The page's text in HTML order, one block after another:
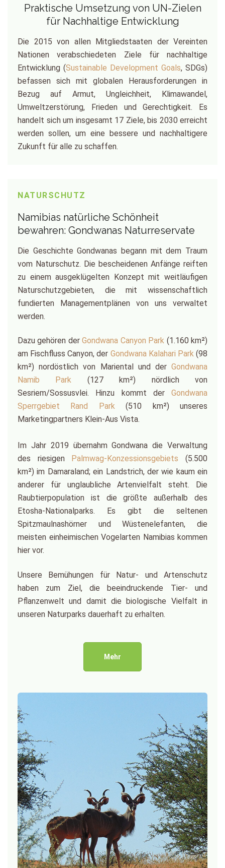
Praktische Umsetzung von UN-Zielen
für Nachhaltige Entwicklung
Die 2015 von allen Mitgliedstaaten der Vereinten
Nationen verabschiedeten Ziele für nachhaltige
Entwicklung (Sustainable Development Goals, SDGs)
befassen sich mit globalen Herausforderungen in
Bezug auf Armut, Ungleichheit, Klimawandel,
Umweltzerstörung, Frieden und Gerechtigkeit. Es
handelt sich um insgesamt 17 Ziele, bis 2030 erreicht
werden sollen, um eine bessere und nachhaltigere
Zukunft für alle zu schaffen.
NATURSCHUTZ
Namibias natürliche Schönheit
bewahren: Gondwanas Naturreservate
Die Geschichte Gondwanas begann mit dem Traum
vom Naturschutz. Die bescheidenen Anfänge reiften
zu einem ausgeklügelten Konzept mit weitläufigen
Naturschutzgebieten, die mit wissenschaftlich
fundierten Managementplänen von uns verwaltet
werden.
Dazu gehören derGondwana Canyon Park (1.160 km²)
am Fischfluss Canyon, der Gondwana Kalahari Park(98
km²) nordöstlich von Mariental und der Gondwana
Namib Park (127 km²) nördlich von
Sesriem/Sossusvlei. Hinzu kommt der Gondwana
Sperrgebiet Rand Park(510 km²) unseres
Marketingpartners Klein-Aus Vista.
Im Jahr 2019 übernahm Gondwana die Verwaltung
des riesigen
Palmwag-Konzessionsgebiets (5.500
km²) im Damaraland; ein Landstrich, der wie kaum ein
anderer für unglaubliche Artenvielfalt steht. Die
Raubtierpopulation ist die größte außerhalb des
Etosha-Nationalparks. Es gibt die seltenen
Spitzmaulnashörner und Wüstenelefanten, die
meisten einheimischen Vogelarten Namibias kommen
hier vor.
Unsere Bemühungen für Natur- und Artenschutz
haben zum Ziel, die beeindruckende Tier- und
Pflanzenwelt und damit die biologische Vielfalt in
unseren Naturparks dauerhaft zu erhalten.
Mehr